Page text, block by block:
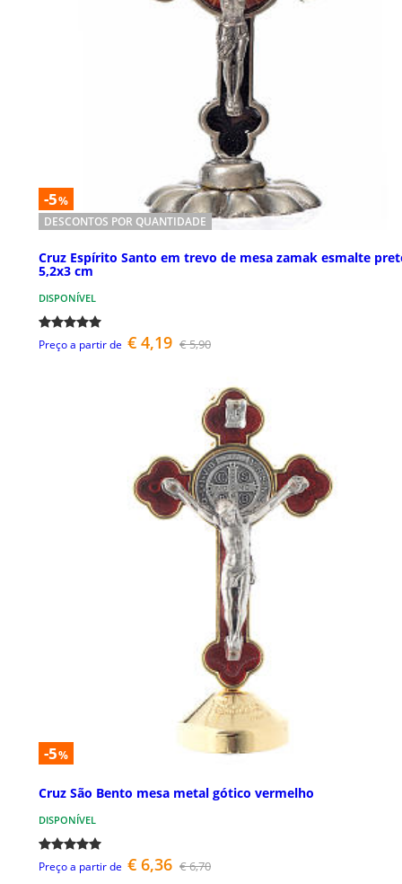
-5%
DESCONTOS POR QUANTIDADE
Cruz Espírito Santo em trevo de mesa zamak esmalte
5,2x3 cm
DISPONÍVEL
Preço a partir de € 4,19 € 5,90
-5%
Cruz São Bento mesa metal gótico vermelho
DISPONÍVEL
Preço a partir de € 6,36 € 6,70